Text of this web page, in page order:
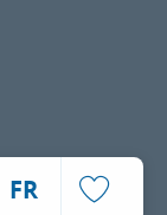
FR